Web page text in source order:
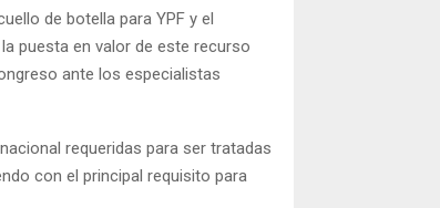
de botella para YPF y el
puesta en valor de este recurso
ante los especialistas
requeridas para ser tratadas
con el principal requisito para